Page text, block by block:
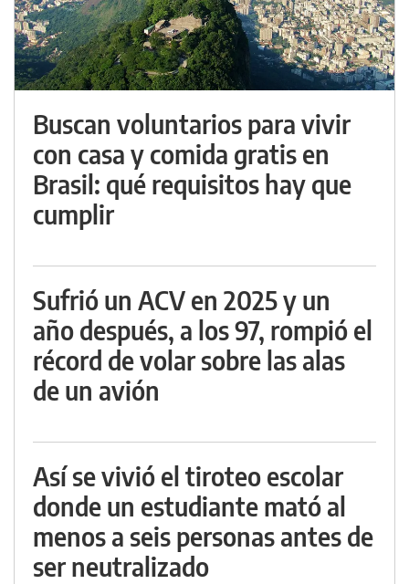
Buscan voluntarios para vivir
con casa y comida gratis en
Brasil: qué requisitos hay que
cumplir
Sufrió un ACV en 2025 y un
año después, a los 97, rompió el
récord de volar sobre las alas
de un avión
Así se vivió el tiroteo escolar
donde un estudiante mató al
menos a seis personas antes de
ser neutralizado